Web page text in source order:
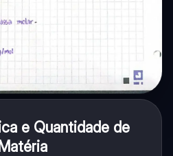
e Quantidade de
Matéria